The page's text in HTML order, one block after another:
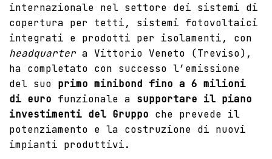
internazionale nel settore dei sistemi di
copertura per tetti, sistemi fotovoltaici
integrati e prodotti per isolamenti, con
headquarter a Vittorio Veneto (Treviso),
ha completato con successo l’emissione
del suo primo minibond fino a 6 milioni
di euro funzionale a supportare il piano
investimenti del Gruppo che prevede il
potenziamento e la costruzione di nuovi
impianti produttivi.